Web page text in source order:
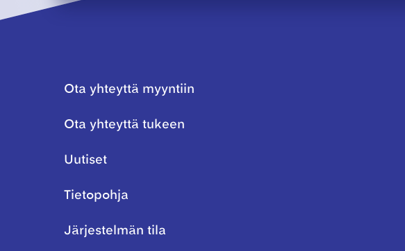
Ota yhteyttä myyntiin
Ota yhteyttä tukeen
Uutiset
Tietopohja
Järjestelmän tila